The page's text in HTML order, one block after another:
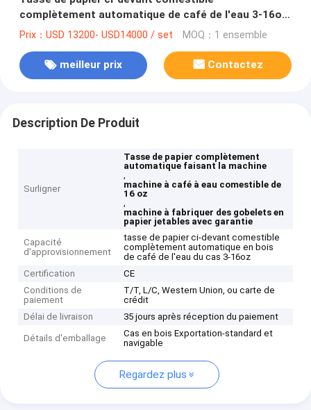
complètement automatique de café de l'eau 3-16oz
faisant des machines
Prix：USD 13200- USD14000 / set MOQ：1 ensemble
meilleur prix Contactez
Description De Produit
Surligner
Tasse de papier complètement
automatique faisant la machine
,
machine à café à eau comestible de
16 oz
,
machine à fabriquer des gobelets en
papier jetables avec garantie
Capacité
d'approvisionnement
tasse de papier ci-devant comestible
complètement automatique en bois
de café de l'eau du cas 3-16oz
Certification
CE
Conditions de
paiement
T/T, L/C, Western Union, ou carte de
crédit
Délai de livraison
35 jours après réception du paiement
Détails d'emballage
Cas en bois Exportation-standard et
navigable
Regardez plus